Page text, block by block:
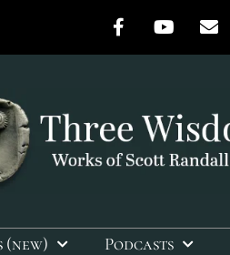
Podcasts